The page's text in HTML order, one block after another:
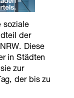
soziale
der
Diese
in Städten
zur
der bis zu